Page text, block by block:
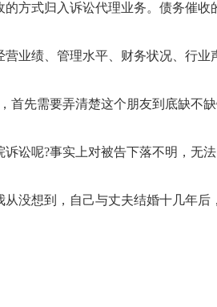
方式归入诉讼代理业务。债务催收
业绩、管理水平、财务状况、行业
先需要弄清楚这个朋友到底缺不
讼呢?事实上对被告下落不明，无
没想到，自己与丈夫结婚十几年后